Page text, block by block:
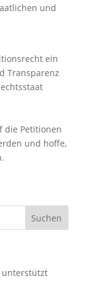
und
ein
Transparenz
die Petitionen
und hoffe,
unterstützt